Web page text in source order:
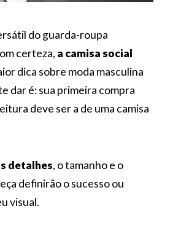
do guarda-roupa
certeza, a camisa social
dica sobre moda masculina
dar é: sua primeira compra
deve ser a de uma camisa
detalhes, o tamanho e o
definirão o sucesso ou
visual.